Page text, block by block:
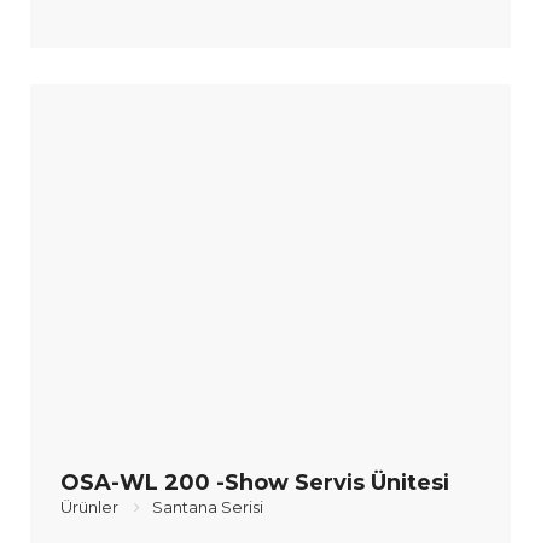
OSA-WL 200 -Show Servis Ünitesi
Ürünler Santana Serisi